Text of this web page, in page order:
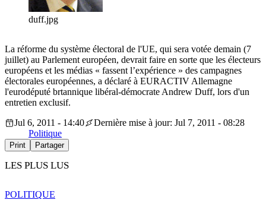
duff.jpg
La réforme du système électoral de l'UE, qui sera votée demain (7
juillet) au Parlement européen, devrait faire en sorte que les électeurs
européens et les médias « fassent l’expérience » des campagnes
électorales européennes, a déclaré à EURACTIV Allemagne
l'eurodéputé brtannique libéral-démocrate Andrew Duff, lors d'un
entretien exclusif.
Jul 6, 2011 - 14:40
Dernière mise à jour: Jul 7, 2011 - 08:28
Politique
Print Partager
LES PLUS LUS
POLITIQUE